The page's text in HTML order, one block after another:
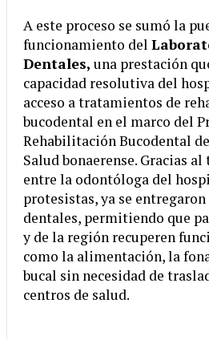
A este proceso se sumó la
funcionamiento del
Dentales, una prestación
capacidad resolutiva del
acceso a tratamientos de
bucodental en el marco del
Rehabilitación Bucodental
Salud bonaerense. Gracias
entre la odontóloga del
protesistas, ya se
dentales, permitiendo que
y de la región recuperen
como la alimentación, la
bucal sin necesidad de
centros de salud.